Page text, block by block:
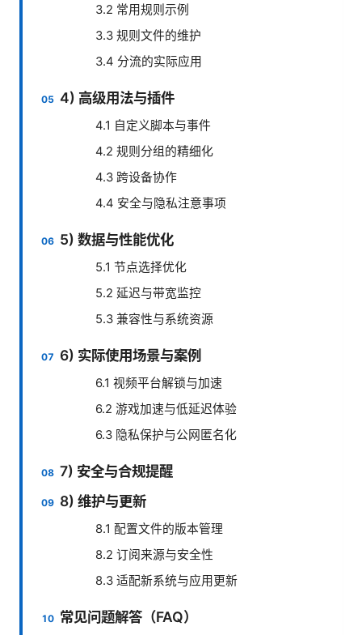
3.2 常用规则示例
3.3 规则文件的维护
3.4 分流的实际应用
4) 高级用法与插件
4.1 自定义脚本与事件
4.2 规则分组的精细化
4.3 跨设备协作
4.4 安全与隐私注意事项
5) 数据与性能优化
5.1 节点选择优化
5.2 延迟与带宽监控
5.3 兼容性与系统资源
6) 实际使用场景与案例
6.1 视频平台解锁与加速
6.2 游戏加速与低延迟体验
6.3 隐私保护与公网匿名化
7) 安全与合规提醒
8) 维护与更新
8.1 配置文件的版本管理
8.2 订阅来源与安全性
8.3 适配新系统与应用更新
常见问题解答（FAQ）